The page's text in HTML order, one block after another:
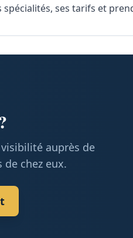
ses tarifs et
auprès de
chez eux.